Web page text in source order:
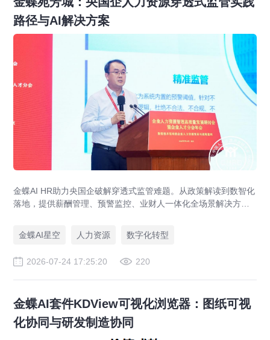
路径与AI解决方案
金蝶AI HR助力央国企破解穿透式监管难题。从政策解读到数智化
落地，提供薪酬管理、预警监控、业财人一体化全场景解决方
金蝶AI星空
人力资源 数字化转型
2026-07-24 17:25:20 220
金蝶AI套件KDView可视化浏览器：图纸可视
化协同与研发制造协同